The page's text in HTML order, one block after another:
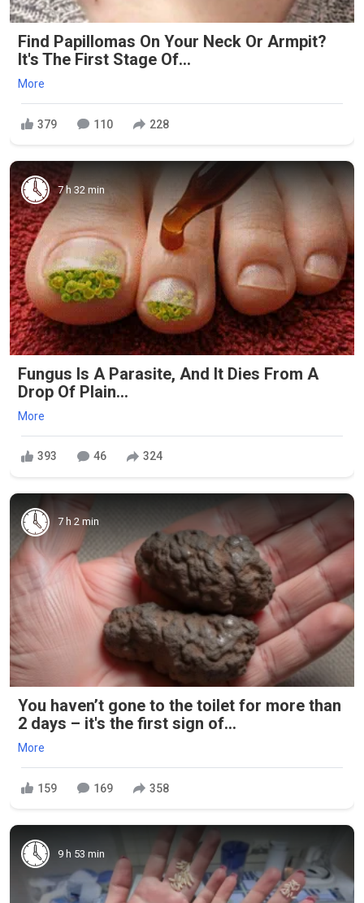
Find Papillomas On Your Neck Or Armpit?
It's The First Stage Of...
More
379 110 228
7 h 32 min
Fungus Is A Parasite, And It Dies From A
Drop Of Plain...
More
393 46 324
7 h 2 min
You haven’t gone to the toilet for more than
2 days – it's the first sign of...
More
159 169 358
9 h 53 min